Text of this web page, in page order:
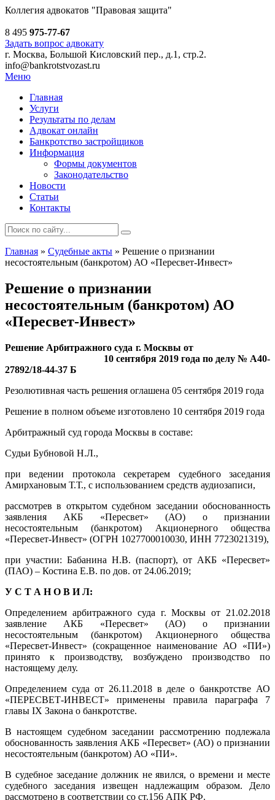
Коллегия адвокатов "Правовая защита"
8 495 975-77-67
Задать вопрос адвокату
г. Москва, Большой Кисловский пер., д.1, стр.2.
info@bankrotstvozast.ru
Меню
Главная
Услуги
Результаты по делам
Адвокат онлайн
Банкротство застройщиков
Информация
Формы документов
Законодательство
Новости
Статьи
Контакты
Главная » Судебные акты » Решение о признании
несостоятельным (банкротом) АО «Пересвет-Инвест»
Решение о признании
несостоятельным (банкротом) АО
«Пересвет-Инвест»
Решение Арбитражного суда г. Москвы от
10 сентября 2019 года по делу № А40-
27892/18-44-37 Б
Резолютивная часть решения оглашена 05 сентября 2019 года
Решение в полном объеме изготовлено 10 сентября 2019 года
Арбитражный суд города Москвы в составе:
Судьи Бубновой Н.Л.,
при ведении протокола секретарем судебного заседания
Амирхановым Т.Т., с использованием средств аудиозаписи,
рассмотрев в открытом судебном заседании обоснованность
заявления АКБ «Пересвет» (АО) о признании
несостоятельным (банкротом) Акционерного общества
«Пересвет-Инвест» (ОГРН 1027700010030, ИНН 7723021319),
при участии: Бабанина Н.В. (паспорт), от АКБ «Пересвет»
(ПАО) – Костина Е.В. по дов. от 24.06.2019;
У С Т А Н О В И Л:
Определением арбитражного суда г. Москвы от 21.02.2018
заявление АКБ «Пересвет» (АО) о признании
несостоятельным (банкротом) Акционерного общества
«Пересвет-Инвест» (сокращенное наименование АО «ПИ»)
принято к производству, возбуждено производство по
настоящему делу.
Определением суда от 26.11.2018 в деле о банкротстве АО
«ПЕРЕСВЕТ-ИНВЕСТ» применены правила параграфа 7
главы IX Закона о банкротстве.
В настоящем судебном заседании рассмотрению подлежала
обоснованность заявления АКБ «Пересвет» (АО) о признании
несостоятельным (банкротом) АО «ПИ».
В судебное заседание должник не явился, о времени и месте
судебного заседания извещен надлежащим образом. Дело
рассмотрено в соответствии со ст.156 АПК РФ.